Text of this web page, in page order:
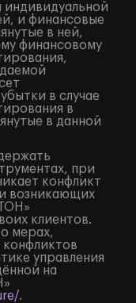
индивидуальной
и финансовые
в ней,
финансовому
в случае
в
в данной
при
конфликт
возникающих
клиентов.
мерах,
управления
на
.